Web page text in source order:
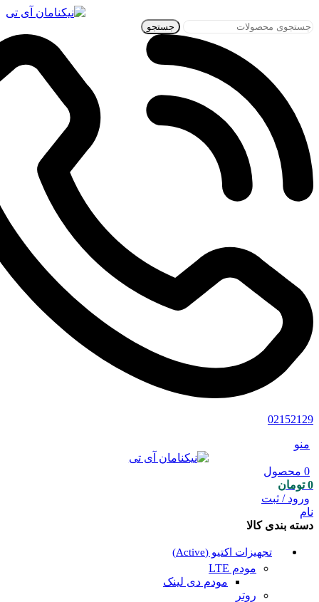
جستجو
02152129
منو
0 محصول
0 تومان
ورود / ثبت
نام
دسته بندی کالا
تجهیزات اکتیو (Active)
مودم LTE
مودم دی لینک
روتر